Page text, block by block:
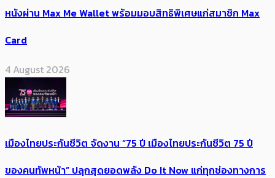
หนังผ่าน Max Me Wallet พร้อมมอบสิทธิพิเศษแก่สมาชิก Max
Card
4 August 2026
เมืองไทยประกันชีวิต จัดงาน “75 ปี เมืองไทยประกันชีวิต 75 ปี
ของคนทัพหน้า” ปลุกสุดยอดพลัง Do It Now แก่ทุกช่องทางการ